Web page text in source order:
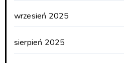
wrzesień 2025
sierpień 2025